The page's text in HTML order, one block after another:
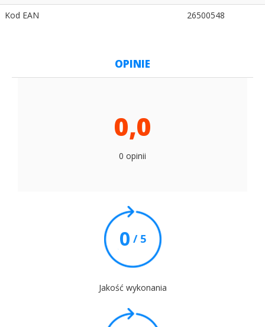
Kod EAN
26500548
OPINIE
0,0
0 opinii
0 / 5
Jakość wykonania